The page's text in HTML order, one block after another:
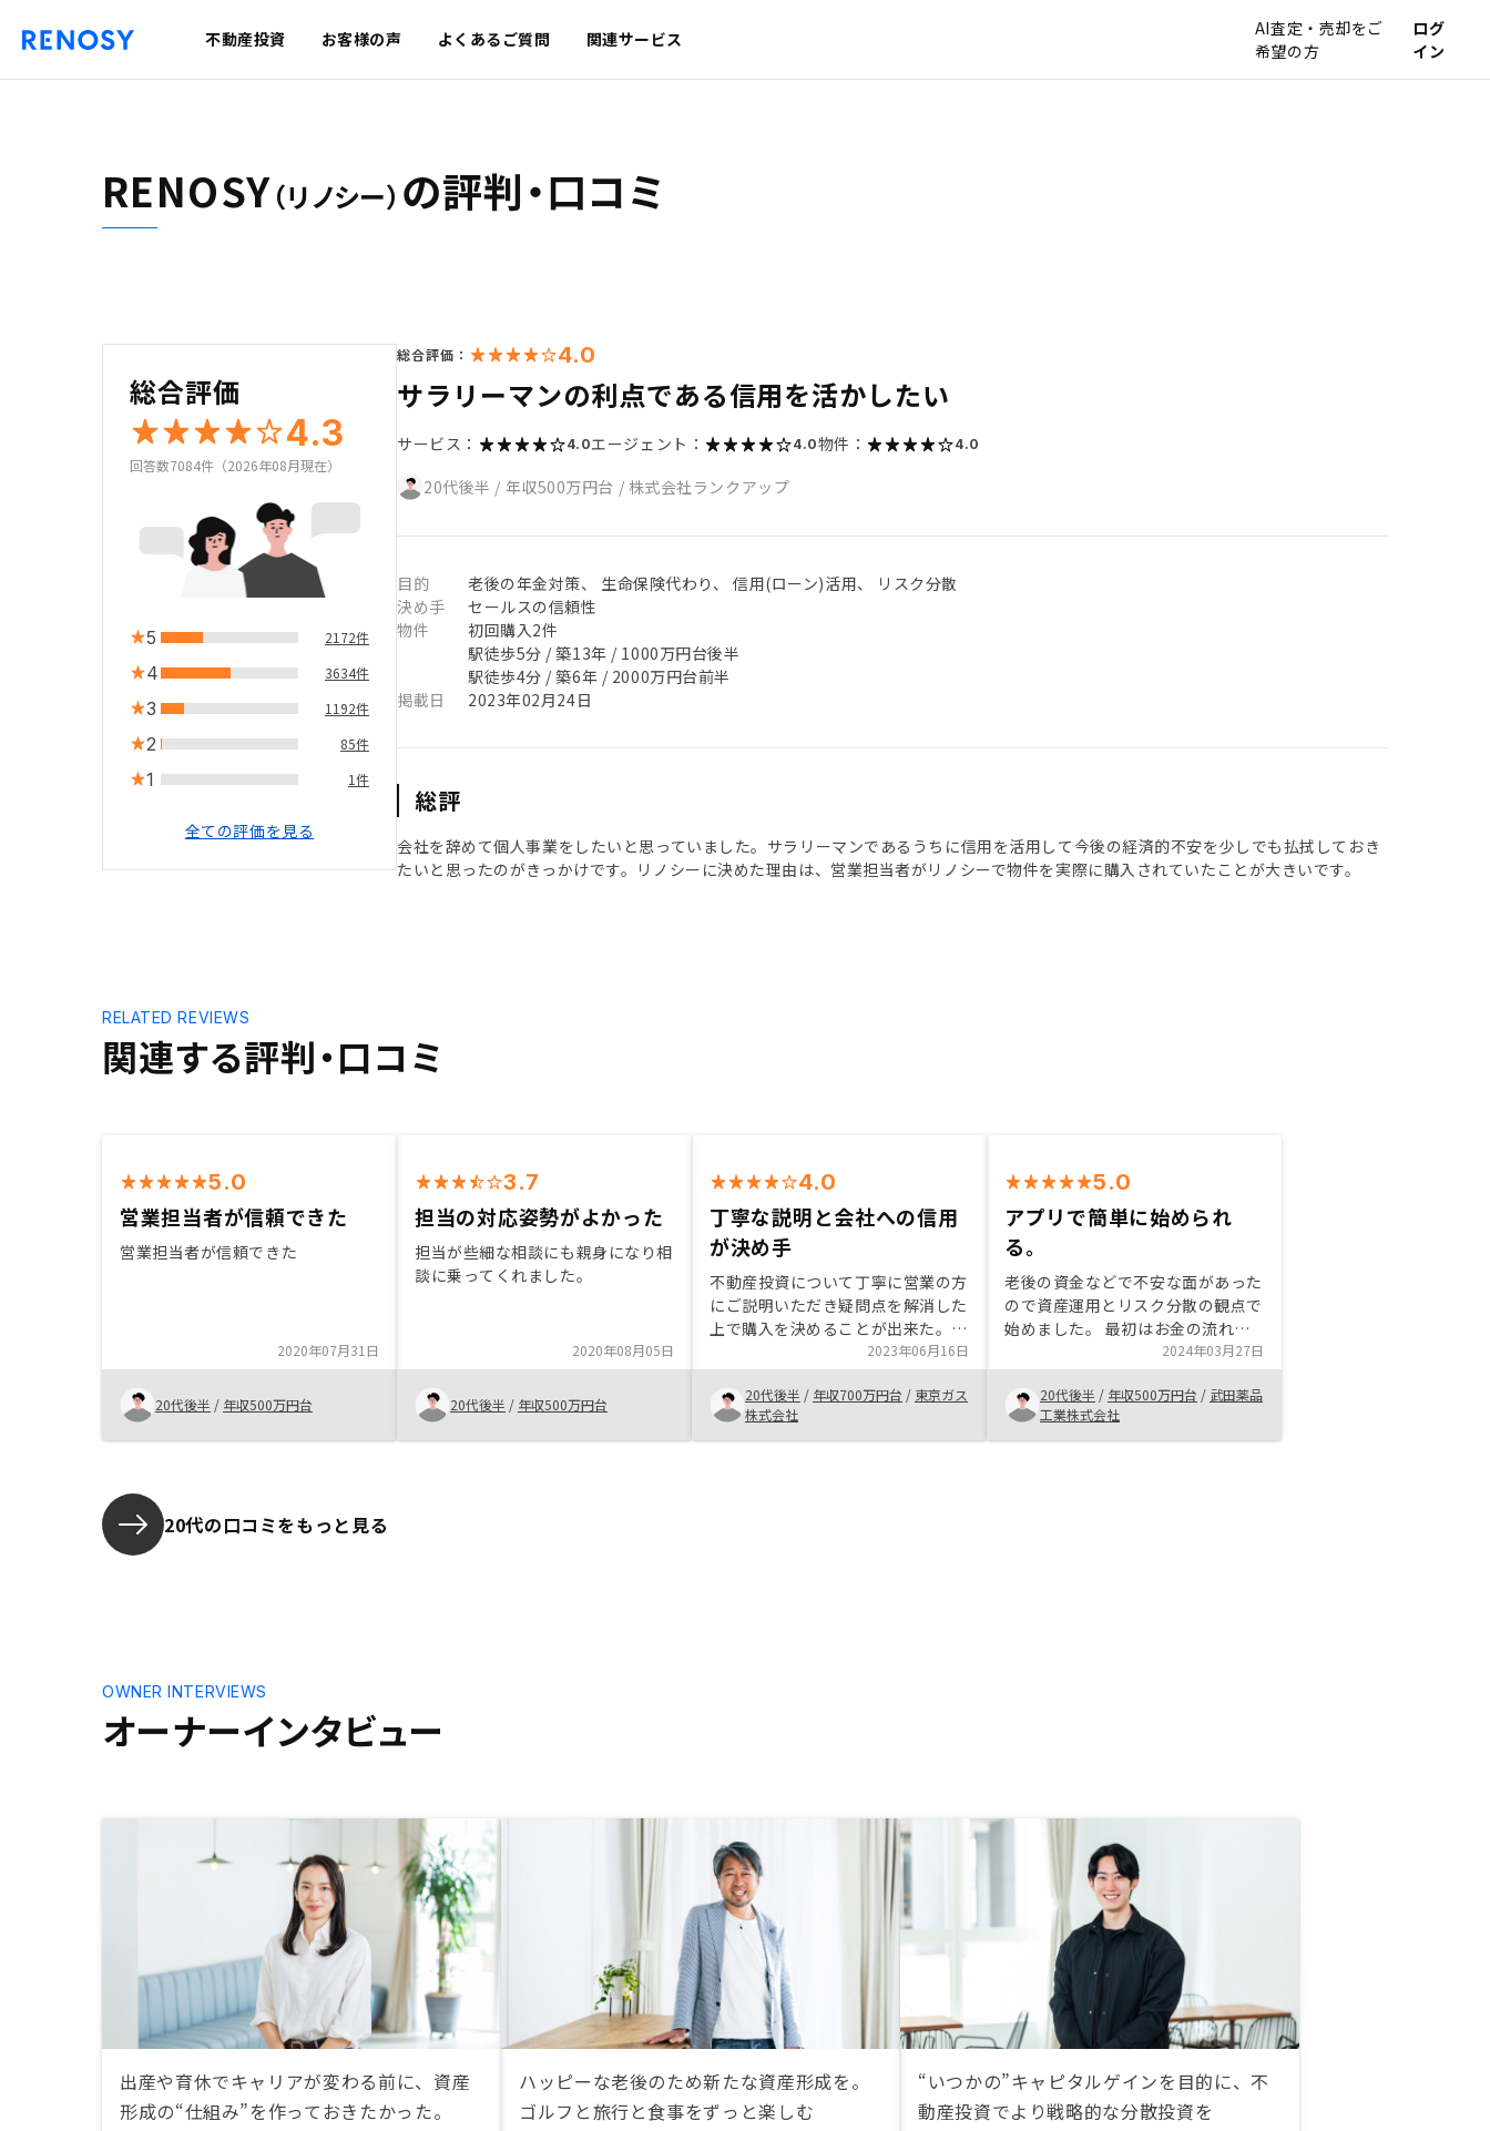
不動産投資 お客様の声 よくあるご質問 関連サービス
AI査定・売却をご
希望の方
ログ
イン
RENOSY（リノシー） の評判・口コミ
総合評価
4.3
回答数7084件（2026年08月現在）
5 2172件
4 3634件
3 1192件
2 85件
1 1件
全ての評価を見る
総合評価： 4.0
サラリーマンの利点である信用を活かしたい
サービス： 4.0エージェント： 4.0物件： 4.0
20代後半 / 年収500万円台 / 株式会社ランクアップ
目的
老後の年金対策、 生命保険代わり、 信用(ローン)活用、 リスク分散
決め手
セールスの信頼性
物件
初回購入2件
駅徒歩5分 / 築13年 / 1000万円台後半
駅徒歩4分 / 築6年 / 2000万円台前半
掲載日
2023年02月24日
総評
会社を辞めて個人事業をしたいと思っていました。サラリーマンであるうちに信用を活用して今後の経済的不安を少しでも払拭しておき
たいと思ったのがきっかけです。リノシーに決めた理由は、営業担当者がリノシーで物件を実際に購入されていたことが大きいです。
関連する評判・口コミ
RELATED REVIEWS
5.0
営業担当者が信頼できた
営業担当者が信頼できた
2020年07月31日
20代後半 / 年収500万円台
3.7
担当の対応姿勢がよかった
担当が些細な相談にも親身になり相
談に乗ってくれました。
2020年08月05日
20代後半 / 年収500万円台
4.0
丁寧な説明と会社への信用
が決め手
不動産投資について丁寧に営業の方
にご説明いただき疑問点を解消した
上で購入を決めることが出来た。信
用を活用するというメリットだけで
はなく、注意すべき点についても説
明いただけたので吟味し納得出来
た。会社が上場しているため一定の
信頼が置けることも購入の決め手に
2023年06月16日
20代後半 / 年収700万円台 / 東京ガス
株式会社
5.0
アプリで簡単に始められ
る。
老後の資金などで不安な面があった
ので資産運用とリスク分散の観点で
始めました。 最初はお金の流れな
どがよく分からず、遠ざけておりま
したが、しっかり信頼できて、丁寧
に説明してくれる担当の方に出会え
たら、変わりました。 特にありま
せん。
2024年03月27日
20代後半 / 年収500万円台 / 武田薬品
工業株式会社
20代の口コミをもっと見る
オーナーインタビュー
OWNER INTERVIEWS
出産や育休でキャリアが変わる前に、資産
形成の“仕組み”を作っておきたかった。
ハッピーな老後のため新たな資産形成を。
ゴルフと旅行と食事をずっと楽しむ
“いつかの”キャピタルゲインを目的に、不
動産投資でより戦略的な分散投資を